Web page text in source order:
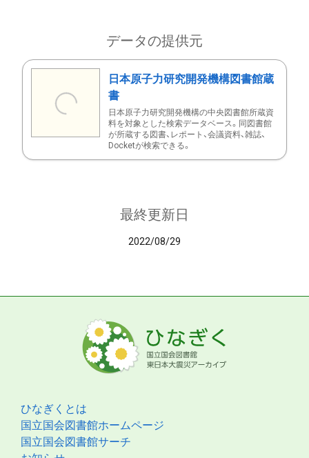
データの提供元
日本原子力研究開発機構図書館蔵
書
日本原子力研究開発機構の中央図書館所蔵資
料を対象とした検索データベース。同図書館
が所蔵する図書、レポート、会議資料、雑誌、
Docketが検索できる。
最終更新日
2022/08/29
ひなぎくとは
国立国会図書館ホームページ
国立国会図書館サーチ